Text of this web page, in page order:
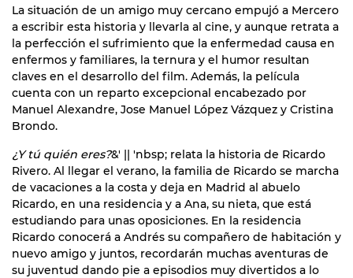
La situación de un amigo muy cercano empujó a Mercero
a escribir esta historia y llevarla al cine, y aunque retrata a
la perfección el sufrimiento que la enfermedad causa en
enfermos y familiares, la ternura y el humor resultan
claves en el desarrollo del film. Además, la película
cuenta con un reparto excepcional encabezado por
Manuel Alexandre, Jose Manuel López Vázquez y Cristina
Brondo.
¿Y tú quién eres?&' || 'nbsp; relata la historia de Ricardo
Rivero. Al llegar el verano, la familia de Ricardo se marcha
de vacaciones a la costa y deja en Madrid al abuelo
Ricardo, en una residencia y a Ana, su nieta, que está
estudiando para unas oposiciones. En la residencia
Ricardo conocerá a Andrés su compañero de habitación y
nuevo amigo y juntos, recordarán muchas aventuras de
su juventud dando pie a episodios muy divertidos a lo